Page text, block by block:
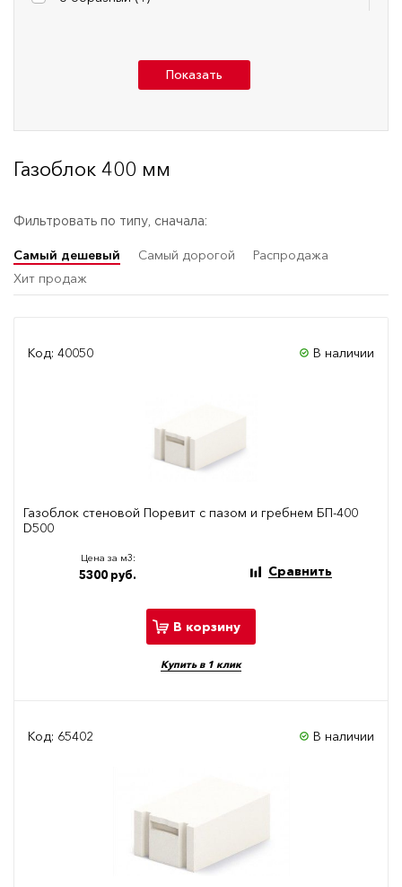
Показать
Газоблок 400 мм
Фильтровать по типу, сначала:
Самый дешевый Самый дорогой
Распродажа
Хит продаж
Код: 40050 В наличии
Газоблок стеновой Поревит с пазом и гребнем БП-400
D500
Цена за м3:
5300 руб. Сравнить
В корзину
Купить в 1 клик
Код: 65402 В наличии